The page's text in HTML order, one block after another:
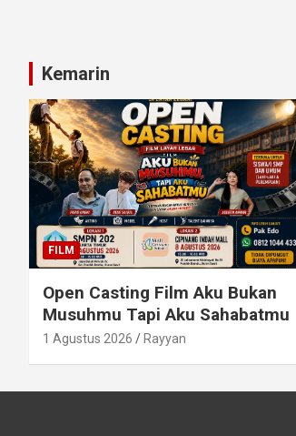
Kemarin
FILM
Open Casting Film Aku Bukan
Musuhmu Tapi Aku Sahabatmu
1 Agustus 2026 Rayyan